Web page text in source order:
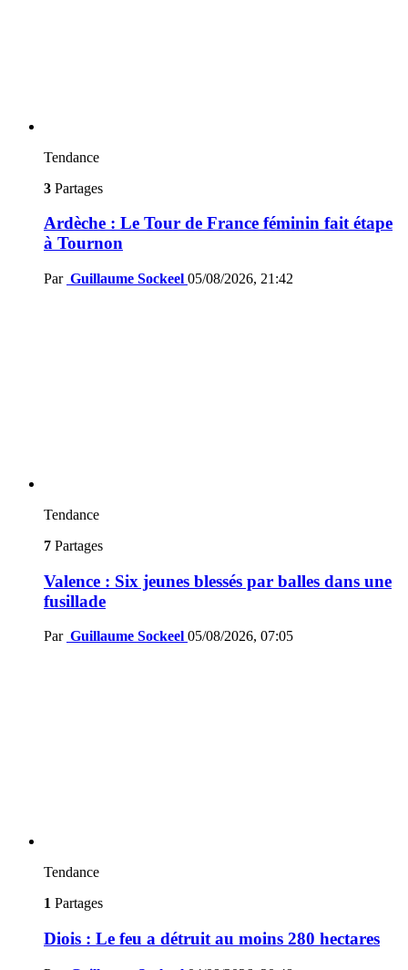
Tendance
3 Partages
Ardèche : Le Tour de France féminin fait étape
à Tournon
Par Guillaume Sockeel 05/08/2026, 21:42
Tendance
7 Partages
Valence : Six jeunes blessés par balles dans une
fusillade
Par Guillaume Sockeel 05/08/2026, 07:05
Tendance
1 Partages
Diois : Le feu a détruit au moins 280 hectares